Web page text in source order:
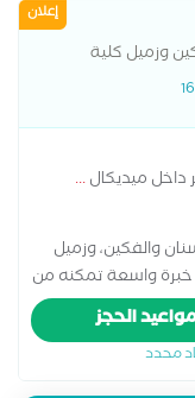
إعلان
وزميل كلية
...
والفكين، وزميل
خبرة واسعة تمكنه من
وتصحيح عيوب
الوظيفي. يستخدم
وطويلة الأمد مع
الحجز
محدد